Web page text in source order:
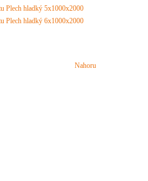
Nahoru